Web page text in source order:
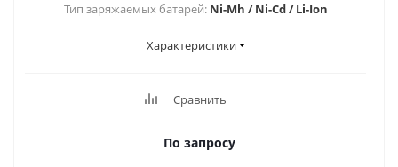
Тип заряжаемых батарей: Ni-Mh / Ni-Cd / Li-Ion
Характеристики
Сравнить
По запросу